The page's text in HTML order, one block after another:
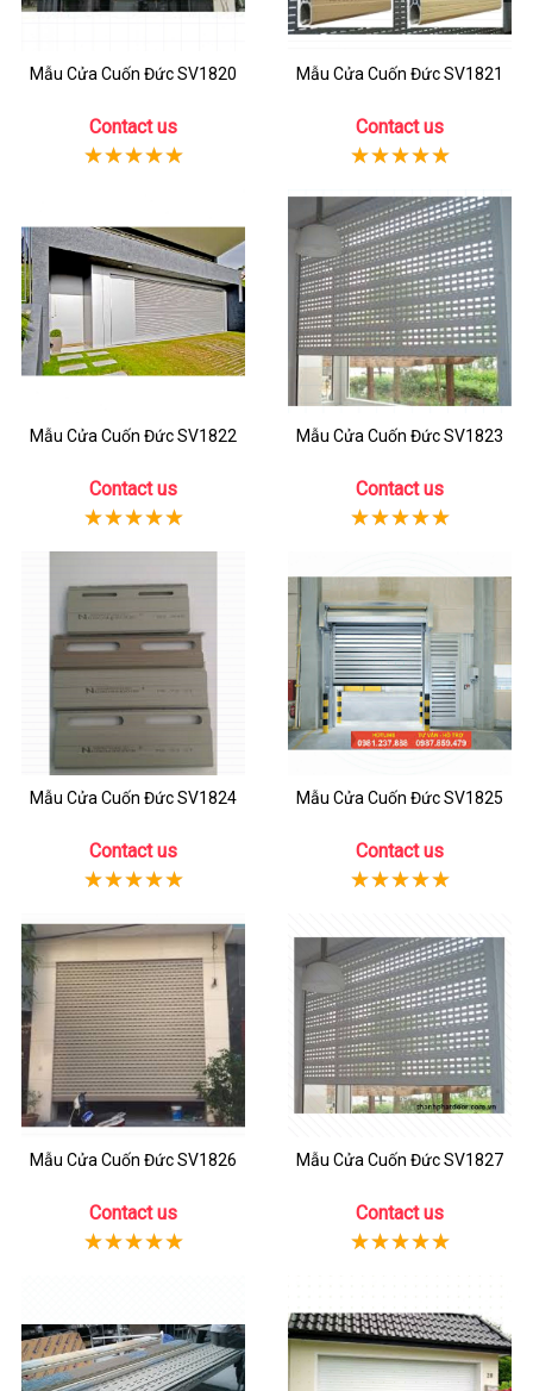
Mẫu Cửa Cuốn Đức SV1820
Contact us
Mẫu Cửa Cuốn Đức SV1821
Contact us
Mẫu Cửa Cuốn Đức SV1822
Contact us
Mẫu Cửa Cuốn Đức SV1823
Contact us
Mẫu Cửa Cuốn Đức SV1824
Contact us
Mẫu Cửa Cuốn Đức SV1825
Contact us
Mẫu Cửa Cuốn Đức SV1826
Contact us
Mẫu Cửa Cuốn Đức SV1827
Contact us